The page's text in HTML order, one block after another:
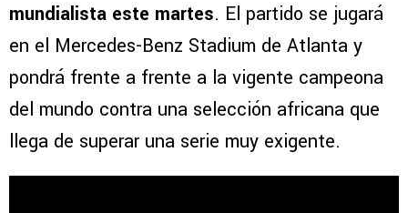
mundialista este martes. El partido se jugará
en el Mercedes-Benz Stadium de Atlanta y
pondrá frente a frente a la vigente campeona
del mundo contra una selección africana que
llega de superar una serie muy exigente.